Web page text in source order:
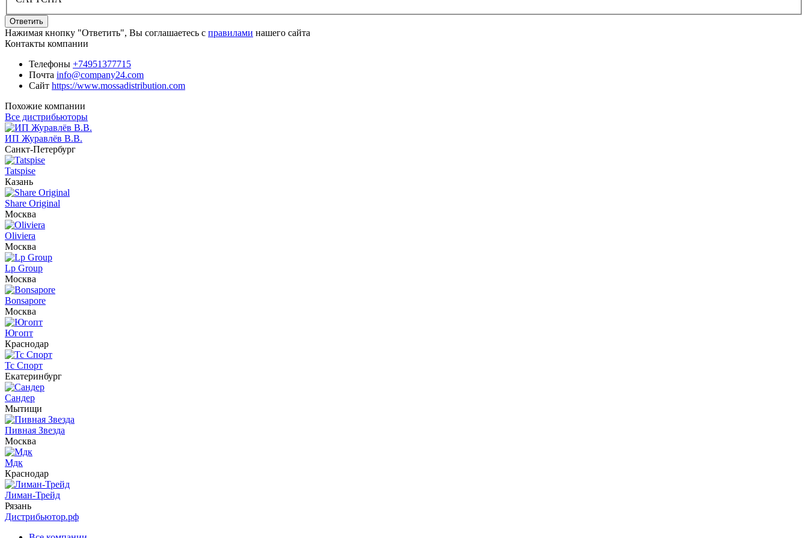
Ответить
Нажимая кнопку "Ответить", Вы соглашаетесь с правилами нашего сайта
Контакты компании
Телефоны +74951377715
Почта info@company24.com
Сайт https://www.mossadistribution.com
Похожие компании
Все дистрибьюторы
ИП Журавлёв В.В.
Санкт-Петербург
Tatspise
Казань
Share Original
Москва
Oliviera
Москва
Lp Group
Москва
Bonsapore
Москва
Югопт
Краснодар
Тс Спорт
Екатеринбург
Сандер
Мытищи
Пивная Звезда
Москва
Мдк
Краснодар
Лиман-Трейд
Рязань
Дистрибьютор.рф